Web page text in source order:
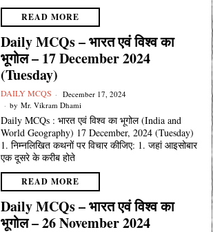
READ MORE
Daily MCQs – भारत एवं विश्व का
भूगोल – 17 December 2024
(Tuesday)
DAILY MCQS
December 17, 2024
by Mr. Vikram Dhami
Daily MCQs : भारत एवं विश्व का भूगोल (India and
World Geography) 17 December, 2024 (Tuesday)
1. निम्नलिखित कथनों पर विचार कीजिए: 1. जहां आइसोबार
एक दूसरे के करीब होते
READ MORE
Daily MCQs – भारत एवं विश्व का
भूगोल – 26 November 2024